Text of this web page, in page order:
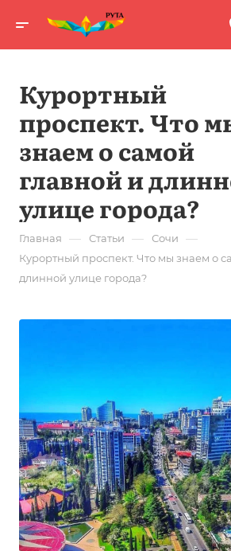
Курортный
проспект. Что
знаем о самой
главной и
улице города?
Главная — Статьи — Сочи —
Курортный проспект. Что мы знаем о
длинной улице города?